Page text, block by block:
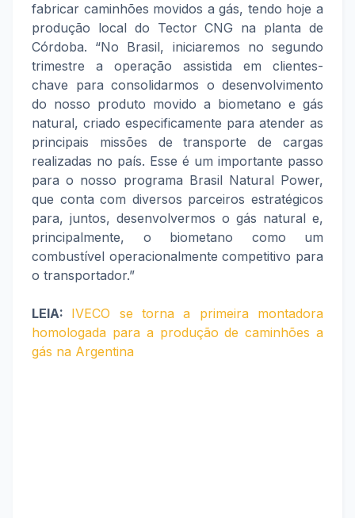
fabricar caminhões movidos a gás, tendo hoje a
produção local do Tector CNG na planta de
Córdoba. “No Brasil, iniciaremos no segundo
trimestre a operação assistida em clientes-
chave para consolidarmos o desenvolvimento
do nosso produto movido a biometano e gás
natural, criado especificamente para atender as
principais missões de transporte de cargas
realizadas no país. Esse é um importante passo
para o nosso programa Brasil Natural Power,
que conta com diversos parceiros estratégicos
para, juntos, desenvolvermos o gás natural e,
principalmente, o biometano como um
combustível operacionalmente competitivo para
o transportador.”
LEIA: IVECO se torna a primeira montadora
homologada para a produção de caminhões a
gás na Argentina